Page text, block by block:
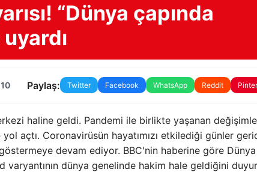
“Dünya çapında
Paylaş: Twitter Facebook WhatsApp Reddit
haline geldi. Pandemi ile birlikte yaşanan
açtı. Coronavirüsün hayatımızı etkilediği günler
devam ediyor. BBC'nin haberine göre Dünya
varyantının dünya genelinde hakim hale geldiğini